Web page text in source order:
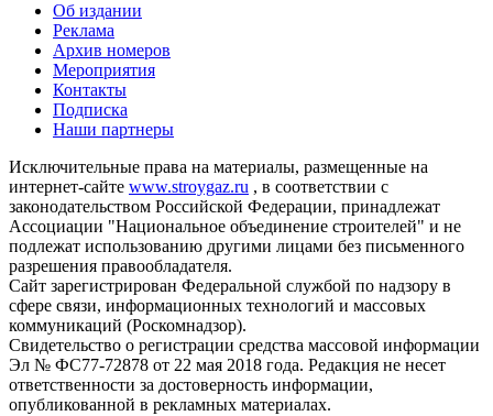
Об издании
Реклама
Архив номеров
Мероприятия
Контакты
Подписка
Наши партнеры
Исключительные права на материалы, размещенные на
интернет-сайте www.stroygaz.ru , в соответствии с
законодательством Российской Федерации, принадлежат
Ассоциации "Национальное объединение строителей" и не
подлежат использованию другими лицами без письменного
разрешения правообладателя.
Сайт зарегистрирован Федеральной службой по надзору в
сфере связи, информационных технологий и массовых
коммуникаций (Роскомнадзор).
Свидетельство о регистрации средства массовой информации
Эл № ФС77-72878 от 22 мая 2018 года. Редакция не несет
ответственности за достоверность информации,
опубликованной в рекламных материалах.